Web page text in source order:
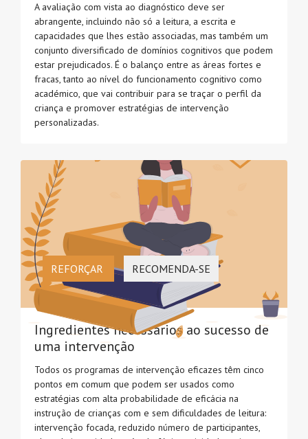
A avaliação com vista ao diagnóstico deve ser
abrangente, incluindo não só a leitura, a escrita e
capacidades que lhes estão associadas, mas também um
conjunto diversificado de domínios cognitivos que podem
estar prejudicados. É o balanço entre as áreas fortes e
fracas, tanto ao nível do funcionamento cognitivo como
académico, que vai contribuir para se traçar o perfil da
criança e promover estratégias de intervenção
personalizadas.
REFORÇAR RECOMENDA-SE
Ingredientes necessários ao sucesso de
uma intervenção
Todos os programas de intervenção eficazes têm cinco
pontos em comum que podem ser usados como
estratégias com alta probabilidade de eficácia na
instrução de crianças com e sem dificuldades de leitura:
intervenção focada, reduzido número de participantes,